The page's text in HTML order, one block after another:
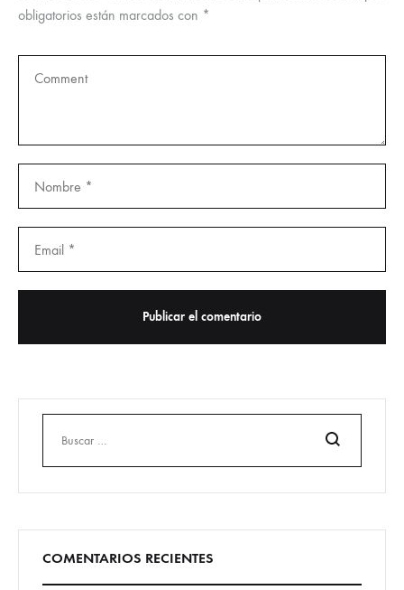
obligatorios están marcados con *
Buscar
COMENTARIOS RECIENTES